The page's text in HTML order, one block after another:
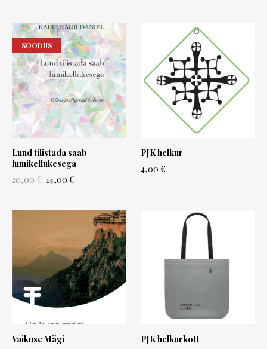
SOODUS
Lund tilistada saab
lumikellukesega
20,00 € 14,00 €
PJK helkur
4,00 €
Vaikuse Mägi
PJK helkurkott